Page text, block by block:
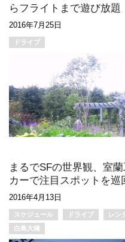
らフライトまで遊び放題
2016年7月25日
ドライブ
まるでSFの世界観、室
カーで注目スポットを巡
2016年4月13日
スケジュール ドライブ レン
白鳥大橋